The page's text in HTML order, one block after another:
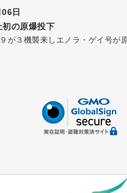
日
初の原爆投下
が３機襲来しエノラ・ゲイ号が